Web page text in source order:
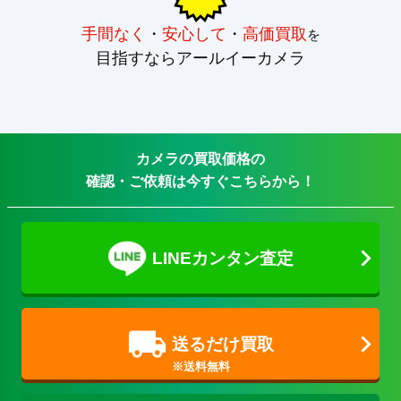
手間なく ・ 安心して ・ 高価買取 を
目指すならアールイーカメラ
カメラの買取価格の
確認・ご依頼は今すぐこちらから！
LINEカンタン査定
送るだけ買取